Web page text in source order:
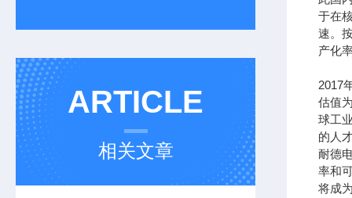
ARTICLE
相关文章
于在
速。
产化
2017
估值
球工
的人
耐德
率和
将成